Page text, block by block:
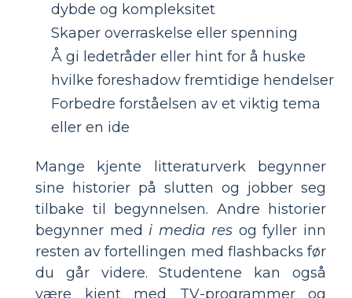
dybde og kompleksitet
Skaper overraskelse eller spenning
Å gi ledetråder eller hint for å huske
hvilke foreshadow fremtidige hendelser
Forbedre forståelsen av et viktig tema
eller en ide
Mange kjente litteraturverk begynner
sine historier på slutten og jobber seg
tilbake til begynnelsen. Andre historier
begynner med i media resog fyller inn
resten av fortellingen med flashbacks før
du går videre. Studentene kan også
være kjent med TV-programmer og